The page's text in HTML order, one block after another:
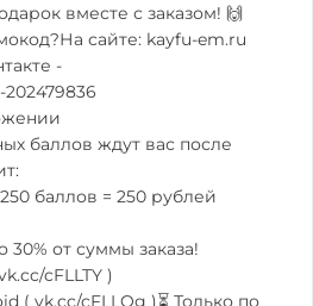
вместе с заказом! 🙌
сайте: kayfu-em.ru
-
202479836
баллов ждут вас после
250 баллов = 250 рублей
от суммы заказа!
cFLLTY )
( vk.cc/cFLLOg )⏳ Только по